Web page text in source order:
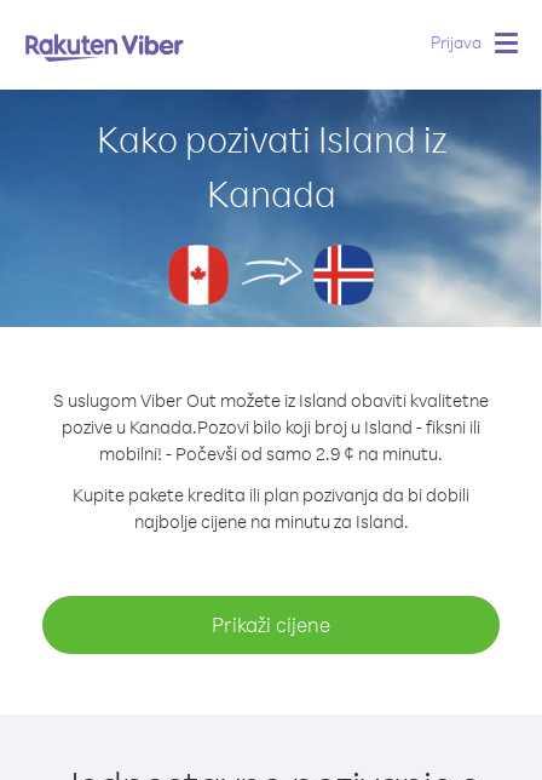
Prijava
Kako pozivati Island iz
Kanada
S uslugom Viber Out možete iz Island obaviti kvalitetne
pozive u Kanada.Pozovi bilo koji broj u Island - fiksni ili
mobilni! - Počevši od samo 2.9 ¢ na minutu.
Kupite pakete kredita ili plan pozivanja da bi dobili
najbolje cijene na minutu za Island.
Prikaži cijene